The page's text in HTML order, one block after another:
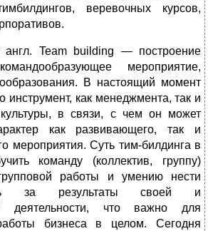
веревочных курсов,
англ. Team building — построение
мероприятие,
В настоящий момент
инструмент, как менеджмента, так и
культуры, в связи, с чем он может
как развивающего, так и
мероприятия. Суть тим-билдинга в
команду (коллектив, группу)
работы и умению нести
за результаты своей и
деятельности, что важно для
бизнеса в целом. Сегодня